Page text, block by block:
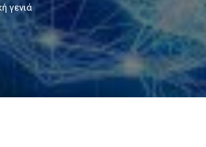
γενιά